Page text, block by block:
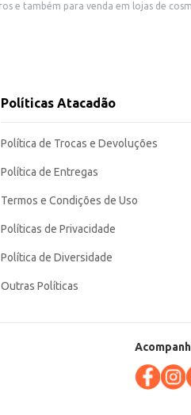
Políticas Atacadão
Política de Trocas e Devoluções
Política de Entregas
Termos e Condições de Uso
Políticas de Privacidade
Política de Diversidade
Outras Políticas